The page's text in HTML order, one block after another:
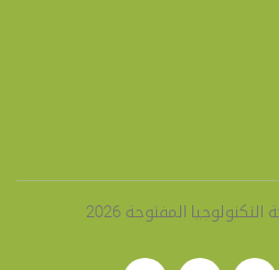
المفتوحة 2026